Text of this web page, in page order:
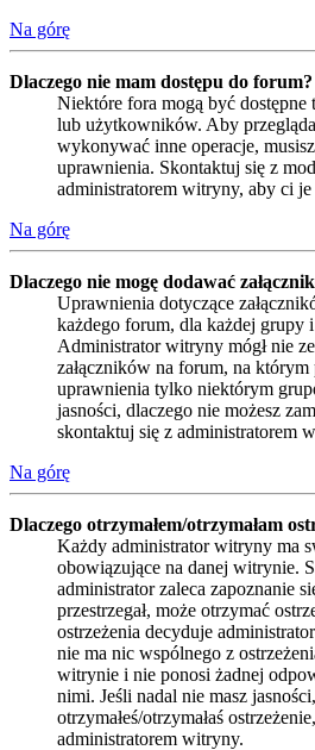
Na górę
Dlaczego nie mam dostępu do forum?
Niektóre fora mogą być
lub użytkowników. Aby
wykonywać inne operacje,
uprawnienia. Skontaktuj się z
administratorem witryny, aby ci je
Na górę
Dlaczego nie mogę dodawać
Uprawnienia dotyczące
każdego forum, dla każdej grupy
Administrator witryny mógł nie
załączników na forum, na którym
uprawnienia tylko niektórym
jasności, dlaczego nie możesz
skontaktuj się z administratorem
Na górę
Dlaczego otrzymałem/otrzymałam
Każdy administrator witryny ma
obowiązujące na danej witrynie.
administrator zaleca zapoznanie
przestrzegał, może otrzymać
ostrzeżenia decyduje
nie ma nic wspólnego z
witrynie i nie ponosi żadnej
nimi. Jeśli nadal nie masz
otrzymałeś/otrzymałaś
administratorem witryny.